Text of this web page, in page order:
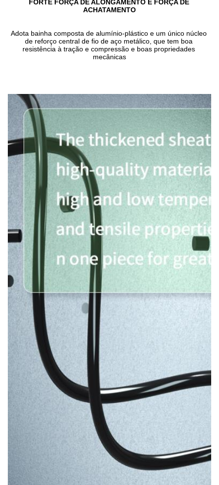
FORTE FORÇA DE ALONGAMENTO E FORÇA DE
ACHATAMENTO
Adota bainha composta de alumínio-plástico e um único núcleo
de reforço central de fio de aço metálico, que tem boa
resistência à tração e compressão e boas propriedades
mecânicas